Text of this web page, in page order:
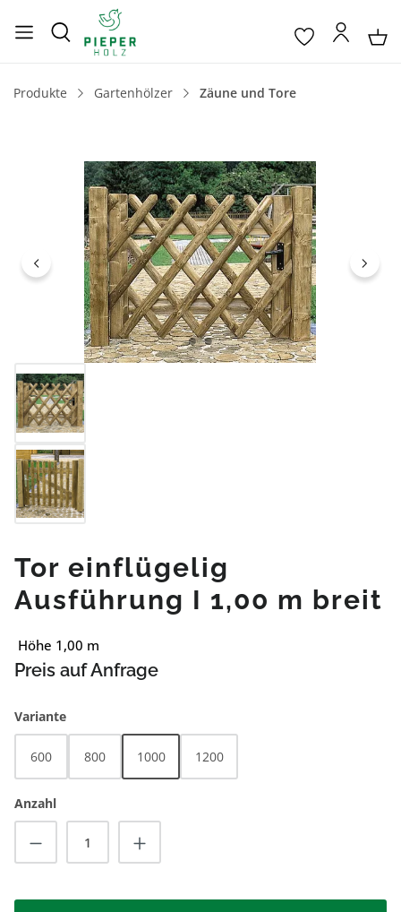
Produkte Gartenhölzer Zäune und Tore
Bildergalerie überspringen
Tor einflügelig
Ausführung I 1,00 m breit
Höhe 1,00 m
Preis auf Anfrage
Varianteauswählen
600 800 1000 1200
Anzahl
Produkt Anzahl: Gib den gewünschten